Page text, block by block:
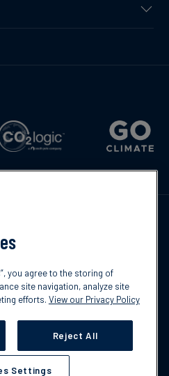
you agree to the storing of
site navigation, analyze site
efforts. View our Privacy Policy
Reject All
Settings